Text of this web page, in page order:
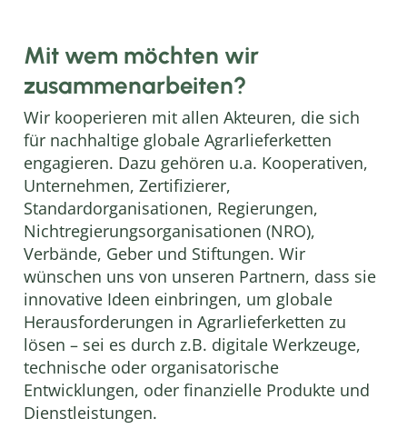
Mit wem möchten wir
zusammenarbeiten?
Wir kooperieren mit allen Akteuren, die sich
für nachhaltige globale Agrarlieferketten
engagieren. Dazu gehören u.a. Kooperativen,
Unternehmen, Zertifizierer,
Standardorganisationen, Regierungen,
Nichtregierungsorganisationen (NRO),
Verbände, Geber und Stiftungen. Wir
wünschen uns von unseren Partnern, dass sie
innovative Ideen einbringen, um globale
Herausforderungen in Agrarlieferketten zu
lösen – sei es durch z.B. digitale Werkzeuge,
technische oder organisatorische
Entwicklungen, oder finanzielle Produkte und
Dienstleistungen.